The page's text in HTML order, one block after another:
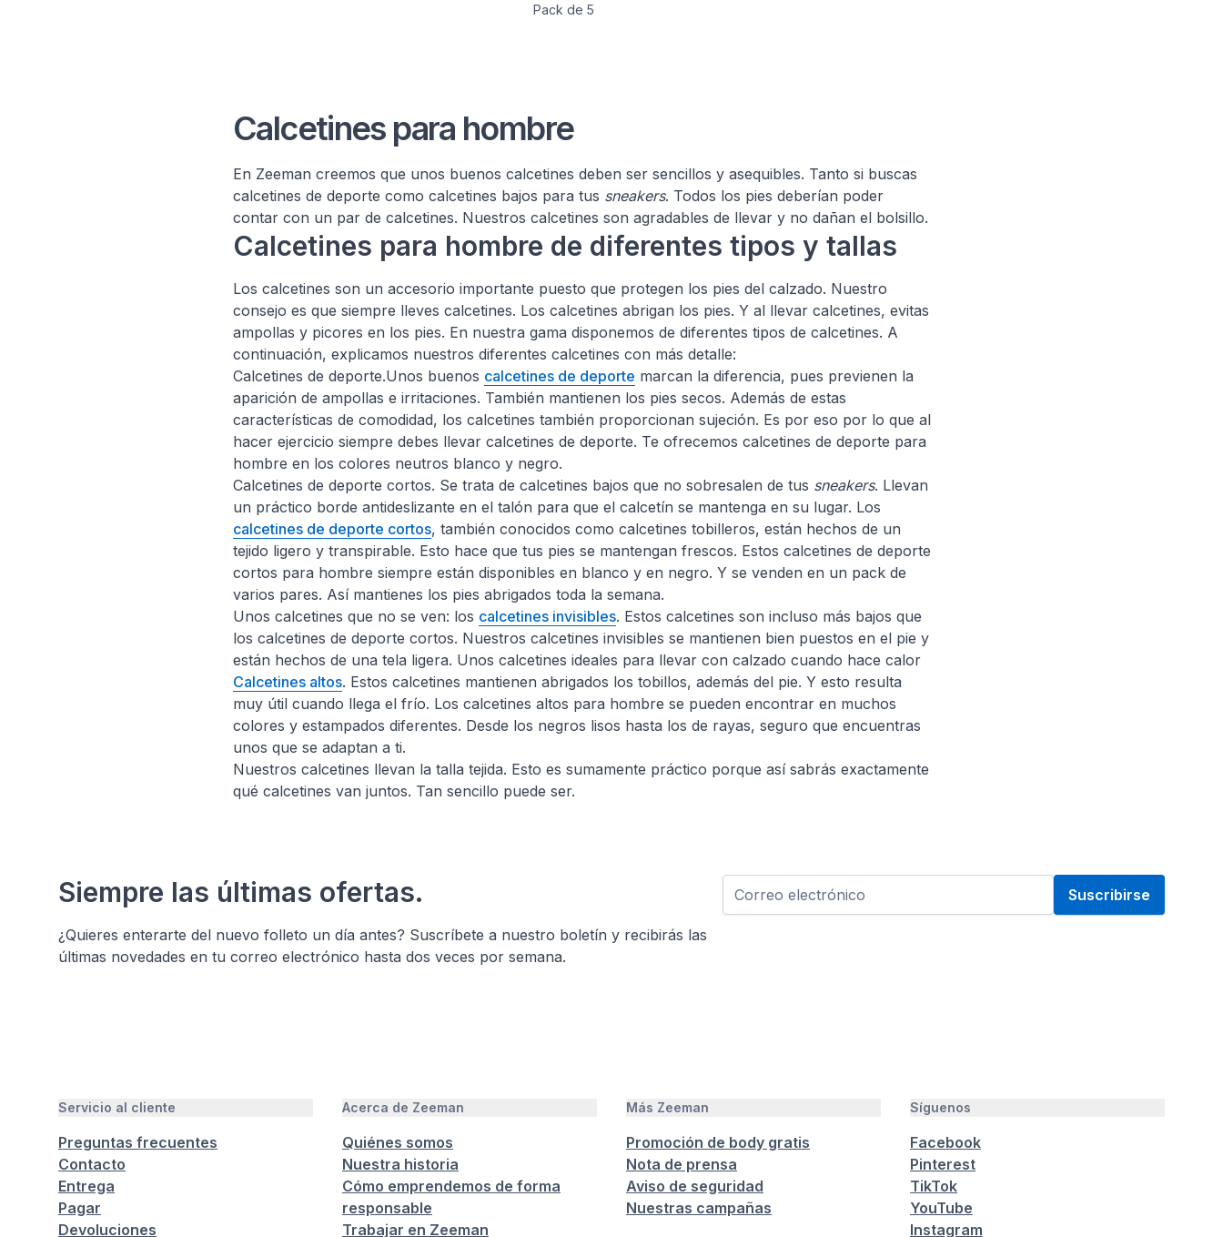
Pack de 5
Calcetines para hombre
En Zeeman creemos que unos buenos calcetines deben ser sencillos y asequibles. Tanto si buscas
calcetines de deporte como calcetines bajos para tus sneakers. Todos los pies deberían poder
contar con un par de calcetines. Nuestros calcetines son agradables de llevar y no dañan el bolsillo.
Calcetines para hombre de diferentes tipos y tallas
Los calcetines son un accesorio importante puesto que protegen los pies del calzado. Nuestro
consejo es que siempre lleves calcetines. Los calcetines abrigan los pies. Y al llevar calcetines, evitas
ampollas y picores en los pies. En nuestra gama disponemos de diferentes tipos de calcetines. A
continuación, explicamos nuestros diferentes calcetines con más detalle:
Calcetines de deporte.Unos buenos calcetines de deporte marcan la diferencia, pues previenen la
aparición de ampollas e irritaciones. También mantienen los pies secos. Además de estas
características de comodidad, los calcetines también proporcionan sujeción. Es por eso por lo que al
hacer ejercicio siempre debes llevar calcetines de deporte. Te ofrecemos calcetines de deporte para
hombre en los colores neutros blanco y negro.
Calcetines de deporte cortos. Se trata de calcetines bajos que no sobresalen de tus sneakers. Llevan
un práctico borde antideslizante en el talón para que el calcetín se mantenga en su lugar. Los
calcetines de deporte cortos, también conocidos como calcetines tobilleros, están hechos de un
tejido ligero y transpirable. Esto hace que tus pies se mantengan frescos. Estos calcetines de deporte
cortos para hombre siempre están disponibles en blanco y en negro. Y se venden en un pack de
varios pares. Así mantienes los pies abrigados toda la semana.
Unos calcetines que no se ven: los calcetines invisibles. Estos calcetines son incluso más bajos que
los calcetines de deporte cortos. Nuestros calcetines invisibles se mantienen bien puestos en el pie y
están hechos de una tela ligera. Unos calcetines ideales para llevar con calzado cuando hace calor
Calcetines altos. Estos calcetines mantienen abrigados los tobillos, además del pie. Y esto resulta
muy útil cuando llega el frío. Los calcetines altos para hombre se pueden encontrar en muchos
colores y estampados diferentes. Desde los negros lisos hasta los de rayas, seguro que encuentras
unos que se adaptan a ti.
Nuestros calcetines llevan la talla tejida. Esto es sumamente práctico porque así sabrás exactamente
qué calcetines van juntos. Tan sencillo puede ser.
Siempre las últimas ofertas.
¿Quieres enterarte del nuevo folleto un día antes? Suscríbete a nuestro boletín y recibirás las
últimas novedades en tu correo electrónico hasta dos veces por semana.
Suscribirse
Servicio al cliente
Preguntas frecuentes
Contacto
Entrega
Pagar
Devoluciones
Acerca de Zeeman
Quiénes somos
Nuestra historia
Cómo emprendemos de forma
responsable
Trabajar en Zeeman
Más Zeeman
Promoción de body gratis
Nota de prensa
Aviso de seguridad
Nuestras campañas
Síguenos
Facebook
Pinterest
TikTok
YouTube
Instagram